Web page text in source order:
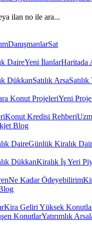
ilan no ile ara...
DanışmanlarSat
DaireYeni İlanlarHaritada
DükkanSatılık Arsa
Konut ProjeleriYeni
Konut Kredisi Rehberi
Blog
DaireGünlük Kiralık
DükkanKiralık İş Yeri
Ne Kadar Ödeyebilirim
Kira Geliri Yüksek
KonutlarYatırımlık